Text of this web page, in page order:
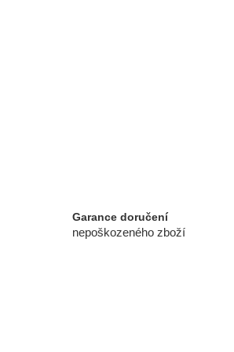
Garance doručení
nepoškozeného zboží